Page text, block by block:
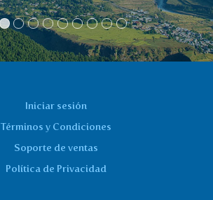
Iniciar sesión
Términos y Condiciones
Soporte de ventas
Política de Privacidad